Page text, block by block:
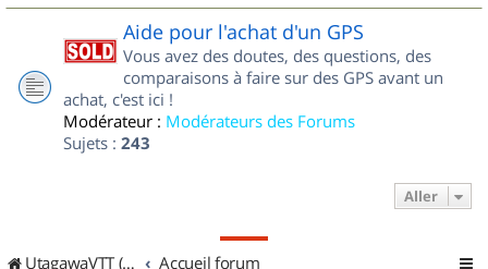
Aide pour l'achat d'un GPS
Vous avez des doutes, des questions, des
comparaisons à faire sur des GPS avant un
achat, c'est ici !
Modérateur : Modérateurs des Forums
Sujets : 243
Aller
UtagawaVTT (Randos VTT et VTTAE avec traces GPS) Accueil forum